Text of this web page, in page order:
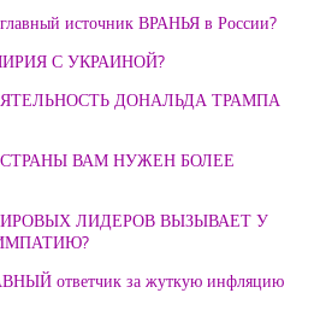
источник ВРАНЬЯ в России?
С УКРАИНОЙ?
ДОНАЛЬДА ТРАМПА
ВАМ НУЖЕН БОЛЕЕ
ЛИДЕРОВ ВЫЗЫВАЕТ У
ответчик за жуткую инфляцию